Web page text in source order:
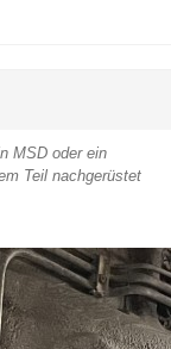
MSD oder ein
Teil nachgerüstet